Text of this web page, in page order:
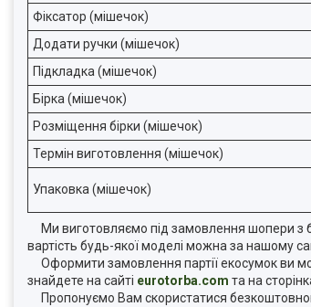
Фіксатор (мішечок)
Додати ручки (мішечок)
Підкладка (мішечок)
Бірка (мішечок)
Розміщення бірки (мішечок)
Термін виготовлення (мішечок)
Упаковка (мішечок)
Ми виготовляємо під замовлення шопери з
вартість будь-якої моделі можна за нашому
Оформити замовлення партії екосумок ви
знайдете на сайті eurotorba.com та на
Пропонуємо Вам скористатися